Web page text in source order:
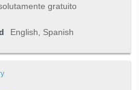
gratuito
English, Spanish